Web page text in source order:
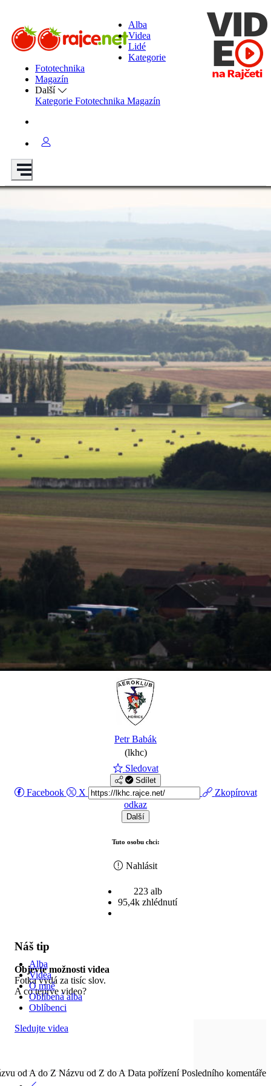
Alba
Videa
Lidé
Kategorie
Fototechnika
Magazín
Další
Kategorie Fototechnika Magazín
Petr Babák
(lkhc)
Sledovat
Sdílet
Facebook X
Zkopírovat
odkaz
Další
Tuto osobu chci:
Nahlásit
223 alb
95,4k zhlédnutí
Náš tip
Objevte možnosti videa
Fotka vydá za tisíc slov.
A co teprve video?
Alba
Videa
O mně
Oblíbená alba
Oblíbenci
Sledujte videa
od A do Z Názvu od Z do A Data pořízení Posledního komentáře